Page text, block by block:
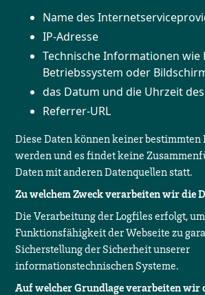
Name des
IP-Adresse
Technische Informationen wie
Betriebssystem oder
das Datum und die Uhrzeit
Referrer-URL
Diese Daten können keiner bestimmten
werden und es findet keine
Daten mit anderen Datenquellen statt.
Zu welchem Zweck verarbeiten wir die
Die Verarbeitung der Logfiles erfolgt,
Funktionsfähigkeit der Webseite zu
Sicherstellung der Sicherheit unserer
informationstechnischen Systeme.
Auf welcher Grundlage verarbeiten wir